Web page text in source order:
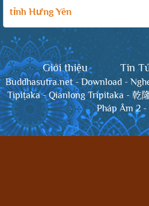
tỉnh Hưng Yên
Giới thiệu Tin
Buddhasutra.net-Download -
Tipiṭaka-Qianlong Tripitaka - 乾
Pháp Âm 2 -